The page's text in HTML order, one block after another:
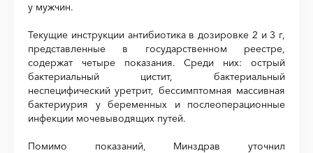
у мужчин.
Текущие инструкции антибиотика в дозировке 2 и 3 г,
представленные в государственном реестре,
содержат четыре показания. Среди них: острый
бактериальный цистит, бактериальный
неспецифический уретрит, бессимптомная массивная
бактериурия у беременных и послеоперационные
инфекции мочевыводящих путей.
Помимо показаний, Минздрав уточнил